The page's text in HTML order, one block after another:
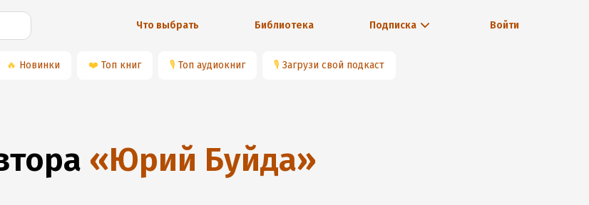
Что выбрать Библиотека Подписка Войти
🔥 Новинки ❤️ Топ книг 🎙 Топ аудиокниг 🎙 Загрузи свой подкаст
«Юрий Буйда»